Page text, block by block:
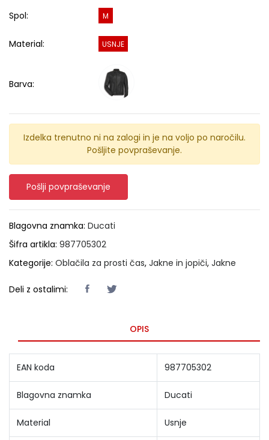
Spol: M
Material: USNJE
Barva:
Izdelka trenutno ni na zalogi in je na voljo po naročilu.
Pošljite povpraševanje.
Pošlji povpraševanje
Blagovna znamka: Ducati
Šifra artikla: 987705302
Kategorije: Oblačila za prosti čas, Jakne in jopiči, Jakne
Deli z ostalimi:
OPIS
EAN koda 987705302
Blagovna znamka Ducati
Material Usnje